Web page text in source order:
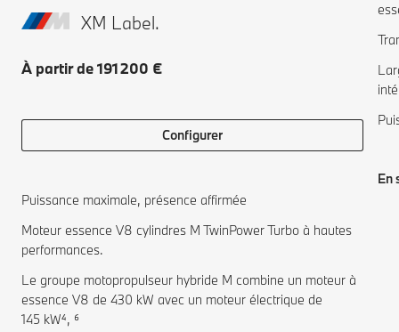
XM Label.
À partir de 191 200 €
Configurer
Puissance maximale, présence affirmée
Moteur essence V8 cylindres M TwinPower Turbo à hautes
performances.
Le groupe motopropulseur hybride M combine un moteur à
essence V8 de 430 kW avec un moteur électrique de
145 kW⁴, ⁶
En